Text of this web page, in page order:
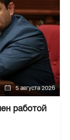
5 августа 2026
работой